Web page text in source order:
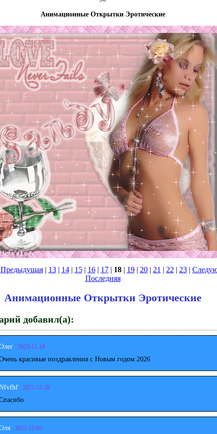
Анимационные Открытки Эротические
Предыдущая| 13| 14| 15| 16| 17| 18| 19| 20| 21 | 22 | 23|
Последняя
Анимационные Открытки Эротические
добавил(а):
2023-11-18
красивые поздравления с Новым годом 2026
2021-12-28
2021-12-05